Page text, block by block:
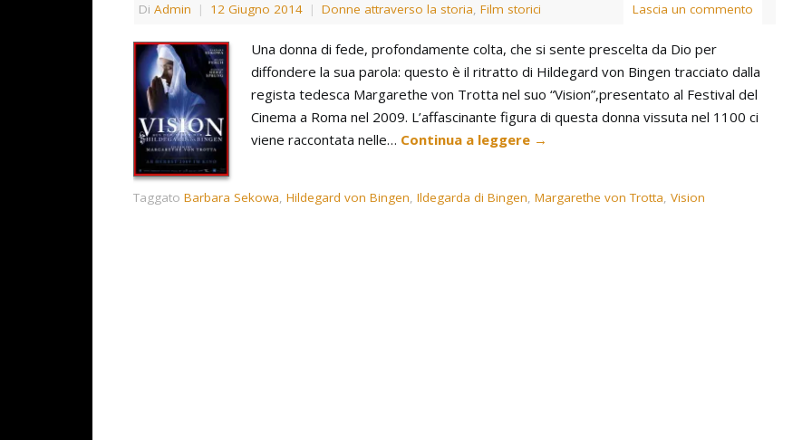
Di Admin | 12 Giugno 2014 | Donne attraverso la storia, Film storici Lascia un commento
Una donna di fede, profondamente colta, che si sente prescelta da Dio per
diffondere la sua parola: questo è il ritratto di Hildegard von Bingen tracciato dalla
regista tedesca Margarethe von Trotta nel suo “Vision”,presentato al Festival del
Cinema a Roma nel 2009. L’affascinante figura di questa donna vissuta nel 1100 ci
viene raccontata nelle… Continua a leggere →
Taggato Barbara Sekowa, Hildegard von Bingen, Ildegarda di Bingen, Margarethe von Trotta, Vision